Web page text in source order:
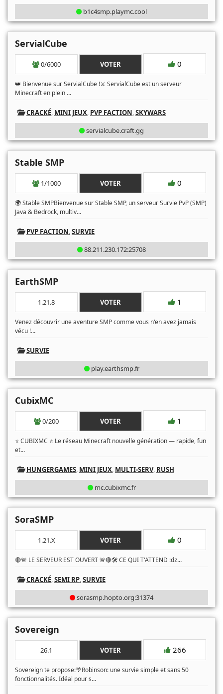
b1c4smp.playmc.cool
ServialCube
0/6000 VOTER 0
👑 Bienvenue sur ServialCube !⚔️ ServialCube est un serveur
Minecraft en plein ...
CRACKÉ, MINI JEUX, PVP FACTION,SKYWARS
servialcube.craft.gg
Stable SMP
1/1000 VOTER 0
🌍 Stable SMPBienvenue sur Stable SMP, un serveur Survie PvP (SMP)
Java & Bedrock, multiv...
PVP FACTION,SURVIE
88.211.230.172:25708
EarthSMP
1.21.8 VOTER 1
Venez découvrir une aventure SMP comme vous n'en avez jamais
vécu !...
SURVIE
play.earthsmp.fr
CubixMC
0/200 VOTER 1
⭐ CUBIXMC ⭐ Le réseau Minecraft nouvelle génération — rapide, fun
et...
HUNGERGAMES, MINI JEUX, MULTI-SERV, RUSH
mc.cubixmc.fr
SoraSMP
1.21.X VOTER 0
🔴🚨 LE SERVEUR EST OUVERT 🚨🔴🛠️ CE QUI T'ATTEND :ǳ...
CRACKÉ,SEMI RP,SURVIE
sorasmp.hopto.org:31374
Sovereign
26.1 VOTER 266
Sovereign te propose:🌴Robinson: une survie simple et sans 50
fonctionnalités. Idéal pour s...